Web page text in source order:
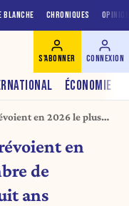
BLANCHE CHRONIQUES
ÉCONOMIE
S'ABONNER CONNEXION
en 2026 le plus
en
de
ans